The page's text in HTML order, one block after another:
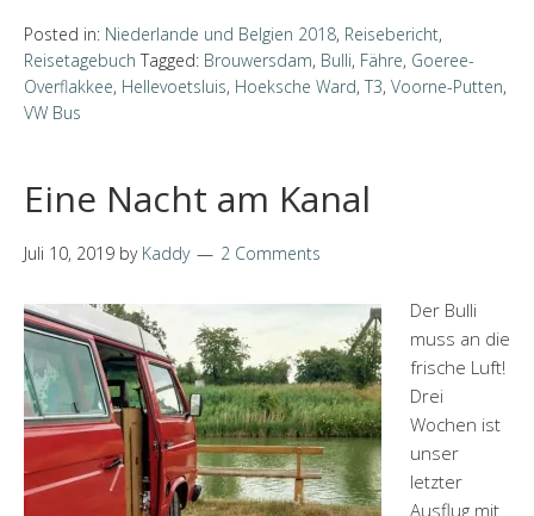
Posted in: Niederlande und Belgien 2018, Reisebericht,
Reisetagebuch Tagged: Brouwersdam, Bulli, Fähre, Goeree-
Overflakkee, Hellevoetsluis, Hoeksche Ward, T3, Voorne-Putten,
VW Bus
Eine Nacht am Kanal
Juli 10, 2019 by Kaddy 2 Comments
Der Bulli
muss an die
frische Luft!
Drei
Wochen ist
unser
letzter
Ausflug mit